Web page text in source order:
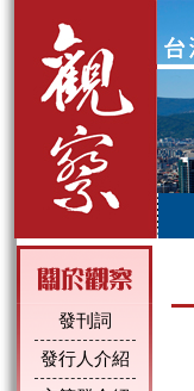
發刊詞
發行人介紹